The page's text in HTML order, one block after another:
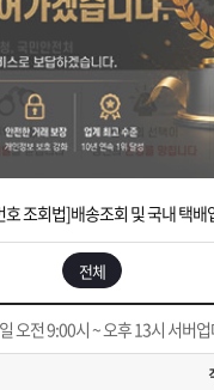
연휴]설 연휴 배송 및 휴무 안내
픈]아이폰 고객 앱설치 가능합니다.
이용 안내] 집 밖에 주소로 택
전체
오전 9:00시 ~ 오후 13시 서버